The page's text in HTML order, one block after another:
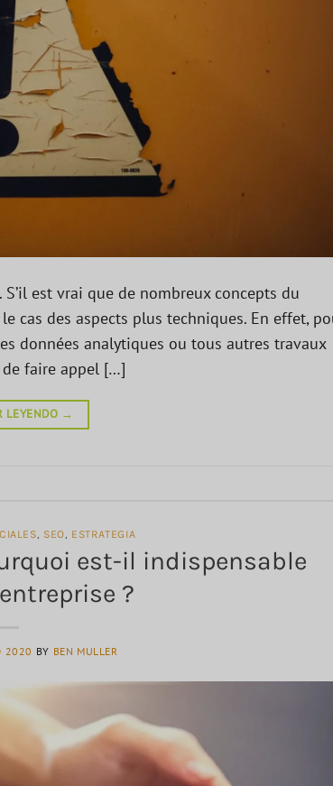
est vrai que de nombreux concepts du
cas des aspects plus techniques. En effet,
données analytiques ou tous autres travaux
de faire appel […]
LEYENDO →
, SEO, ESTRATEGIA
est-il indispensable
?
2020 BY BEN MULLER